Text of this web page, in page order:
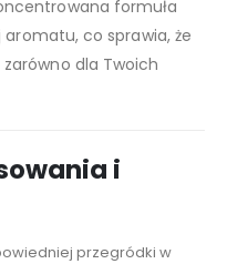
formuła
co sprawia, że
dla Twoich
i
przegródki w